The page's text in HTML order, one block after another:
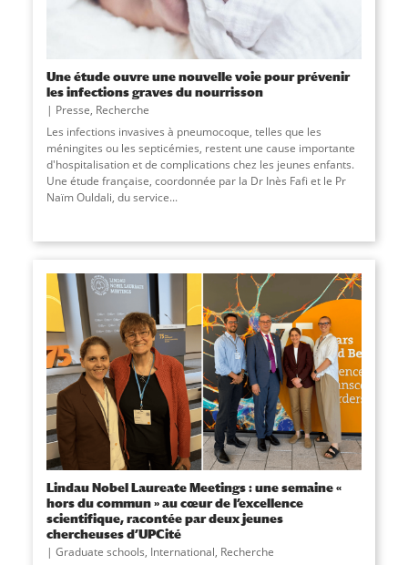
Une étude ouvre une nouvelle voie pour prévenir
les infections graves du nourrisson
Presse, Recherche
Les infections invasives à pneumocoque, telles que les
méningites ou les septicémies, restent une cause importante
d'hospitalisation et de complications chez les jeunes enfants.
Une étude française, coordonnée par la Dr Inès Fafi et le Pr
Naïm Ouldali, du service...
Lindau Nobel Laureate Meetings : une semaine «
hors du commun » au cœur de l’excellence
scientifique, racontée par deux jeunes
chercheuses d’UPCité
Graduate schools, International, Recherche